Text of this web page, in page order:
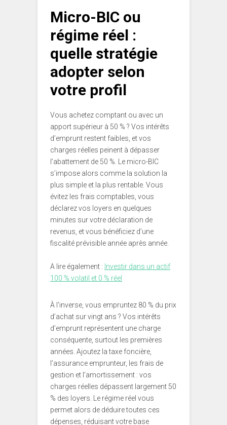
Micro-BIC ou
régime réel :
quelle stratégie
adopter selon
votre profil
Vous achetez comptant ou avec un
apport supérieur à 50 % ? Vos intérêts
d’emprunt restent faibles, et vos
charges réelles peinent à dépasser
l’abattement de 50 %. Le micro-BIC
s’impose alors comme la solution la
plus simple et la plus rentable. Vous
évitez les frais comptables, vous
déclarez vos loyers en quelques
minutes sur votre déclaration de
revenus, et vous bénéficiez d’une
fiscalité prévisible année après année.
A lire également : Investir dans un actif
100 % volatil et 0 % réel
À l’inverse, vous empruntez 80 % du prix
d’achat sur vingt ans ? Vos intérêts
d’emprunt représentent une charge
conséquente, surtout les premières
années. Ajoutez la taxe foncière,
l’assurance emprunteur, les frais de
gestion et l’amortissement : vos
charges réelles dépassent largement 50
% des loyers. Le régime réel vous
permet alors de déduire toutes ces
dépenses, réduisant votre base